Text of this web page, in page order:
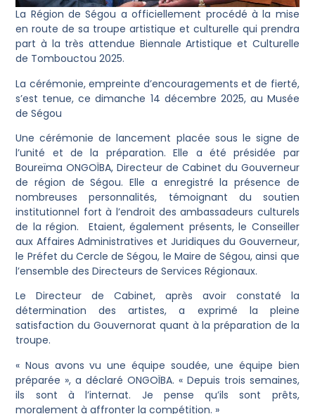
La Région de Ségou a officiellement procédé à la mise
en route de sa troupe artistique et culturelle qui prendra
part à la très attendue Biennale Artistique et Culturelle
de Tombouctou 2025.
La cérémonie, empreinte d’encouragements et de fierté,
s’est tenue, ce dimanche 14 décembre 2025, au Musée
de Ségou
Une cérémonie de lancement placée sous le signe de
l’unité et de la préparation. Elle a été présidée par
Boureïma ONGOÏBA, Directeur de Cabinet du Gouverneur
de région de Ségou. Elle a enregistré la présence de
nombreuses personnalités, témoignant du soutien
institutionnel fort à l’endroit des ambassadeurs culturels
de la région. Etaient, également présents, le Conseiller
aux Affaires Administratives et Juridiques du Gouverneur,
le Préfet du Cercle de Ségou, le Maire de Ségou, ainsi que
l’ensemble des Directeurs de Services Régionaux.
Le Directeur de Cabinet, après avoir constaté la
détermination des artistes, a exprimé la pleine
satisfaction du Gouvernorat quant à la préparation de la
troupe.
« Nous avons vu une équipe soudée, une équipe bien
préparée », a déclaré ONGOÏBA. « Depuis trois semaines,
ils sont à l’internat. Je pense qu’ils sont prêts,
moralement à affronter la compétition. »